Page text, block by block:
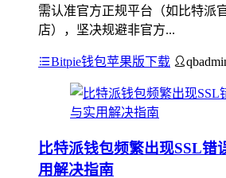
需认准官方正规平台（如比特派
店），坚决规避非官方...
Bitpie钱包苹果版下载
比特派钱包频繁出现SSL错
用解决指南